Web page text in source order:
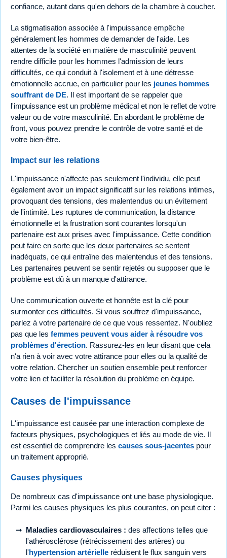
confiance, autant dans qu'en dehors de la chambre à coucher.
La stigmatisation associée à l'impuissance empêche
généralement les hommes de demander de l'aide. Les
attentes de la société en matière de masculinité peuvent
rendre difficile pour les hommes l'admission de leurs
difficultés, ce qui conduit à l'isolement et à une détresse
émotionnelle accrue, en particulier pour les jeunes hommes
souffrant de DE. Il est important de se rappeler que
l'impuissance est un problème médical et non le reflet de votre
valeur ou de votre masculinité. En abordant le problème de
front, vous pouvez prendre le contrôle de votre santé et de
votre bien-être.
Impact sur les relations
L'impuissance n'affecte pas seulement l'individu, elle peut
également avoir un impact significatif sur les relations intimes,
provoquant des tensions, des malentendus ou un évitement
de l'intimité. Les ruptures de communication, la distance
émotionnelle et la frustration sont courantes lorsqu'un
partenaire est aux prises avec l'impuissance. Cette condition
peut faire en sorte que les deux partenaires se sentent
inadéquats, ce qui entraîne des malentendus et des tensions.
Les partenaires peuvent se sentir rejetés ou supposer que le
problème est dû à un manque d'attirance.
Une communication ouverte et honnête est la clé pour
surmonter ces difficultés. Si vous souffrez d'impuissance,
parlez à votre partenaire de ce que vous ressentez. N'oubliez
pas que les femmes peuvent vous aider à résoudre vos
problèmes d'érection. Rassurez-les en leur disant que cela
n'a rien à voir avec votre attirance pour elles ou la qualité de
votre relation. Chercher un soutien ensemble peut renforcer
votre lien et faciliter la résolution du problème en équipe.
Causes de l'impuissance
L'impuissance est causée par une interaction complexe de
facteurs physiques, psychologiques et liés au mode de vie. Il
est essentiel de comprendre les causes sous-jacentes pour
un traitement approprié.
Causes physiques
De nombreux cas d'impuissance ont une base physiologique.
Parmi les causes physiques les plus courantes, on peut citer :
Maladies cardiovasculaires : des affections telles que
l'athérosclérose (rétrécissement des artères) ou
l'hypertension artérielle réduisent le flux sanguin vers